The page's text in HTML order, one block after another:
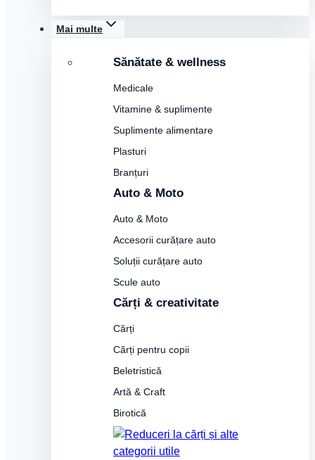
Mai multe
Sănătate & wellness
Medicale
Vitamine & suplimente
Suplimente alimentare
Plasturi
Branțuri
Auto & Moto
Auto & Moto
Accesorii curățare auto
Soluții curățare auto
Scule auto
Cărți & creativitate
Cărți
Cărți pentru copii
Beletristică
Artă & Craft
Birotică